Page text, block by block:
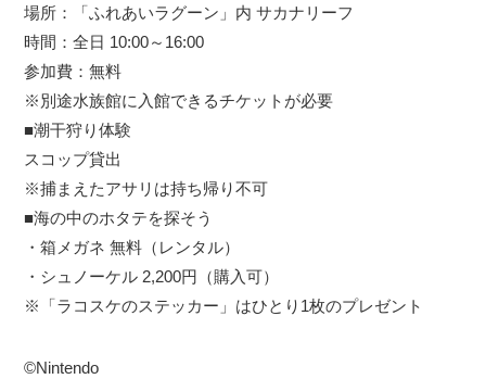
場所：「ふれあいラグーン」内 サカナリーフ
時間：全日 10:00～16:00
参加費：無料
※別途水族館に入館できるチケットが必要
■潮干狩り体験
スコップ貸出
※捕まえたアサリは持ち帰り不可
■海の中のホタテを探そう
・箱メガネ 無料（レンタル）
・シュノーケル 2,200円（購入可）
※「ラコスケのステッカー」はひとり1枚のプレゼント
©Nintendo